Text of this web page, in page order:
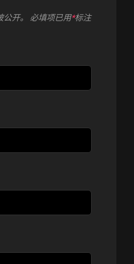
开。 必填项已用*标注